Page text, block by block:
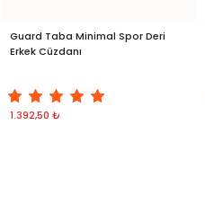
Guard Taba Minimal Spor Deri
Erkek Cüzdanı
1.392,50 ₺